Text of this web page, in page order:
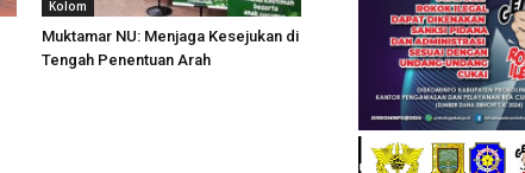
Kolom
Muktamar NU: Menjaga Kesejukan di
Tengah Penentuan Arah